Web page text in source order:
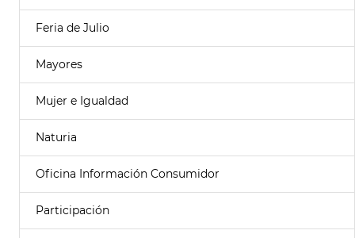
Feria de Julio
Mayores
Mujer e Igualdad
Naturia
Oficina Información Consumidor
Participación